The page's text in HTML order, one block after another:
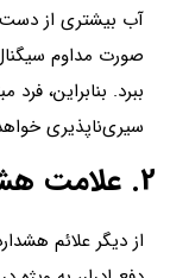
آب بیشتری از دست
صورت مداوم
ببرد. بنابراین،
سیری‌ناپذیری
2. علامت هشداردهنده دوم؛ تکرر ادرار
از دیگر علائم